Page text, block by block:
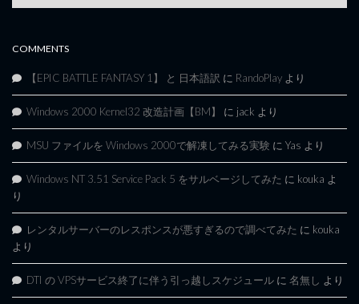
Archives
COMMENTS
【EPIC BATTLE FANTASY 1】 と 日本語訳 に RandoPlay より
Windows 2000 Kernel32 改造計画【BM】 に jack より
MSU ファイルを Windows 2000で解凍してみる実験 に Yas より
Windows NT 3.51 Service Pack 5 をサルベージしてみた に kouka よ
り
レンタルサーバーのレスポンスが悪すぎるので調べてみた に kouka
より
DTI の VPSサービス終了に伴う引っ越しスケジュール に 名無し より